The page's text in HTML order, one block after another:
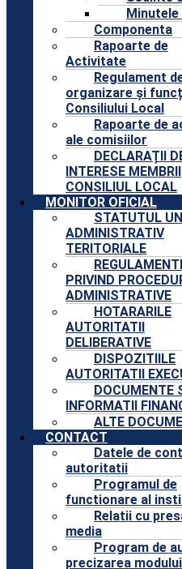
Componenta
Rapoarte de
Activitate
Regulament
organizare și
Consiliului Local
Rapoarte de
ale comisiilor
DECLARAȚII
INTERESE MEMBRII
CONSILIUL LOCAL
MONITOR OFICIAL
STATUTUL
ADMINISTRATIV
TERITORIALE
PRIVIND
ADMINISTRATIVE
HOTARARILE
AUTORITATII
DELIBERATIVE
DISPOZITIILE
AUTORITATII
DOCUMENTE
INFORMATII
ALTE
CONTACT
Datele de
autoritatii
Programul de
functionare al
Relatii cu
media
Program de
precizarea